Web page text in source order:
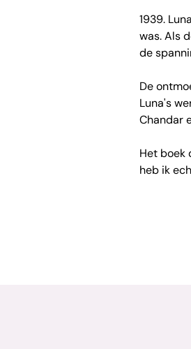
1939.
was. Als
de
De
Luna's
Chandar
Het boek
heb ik